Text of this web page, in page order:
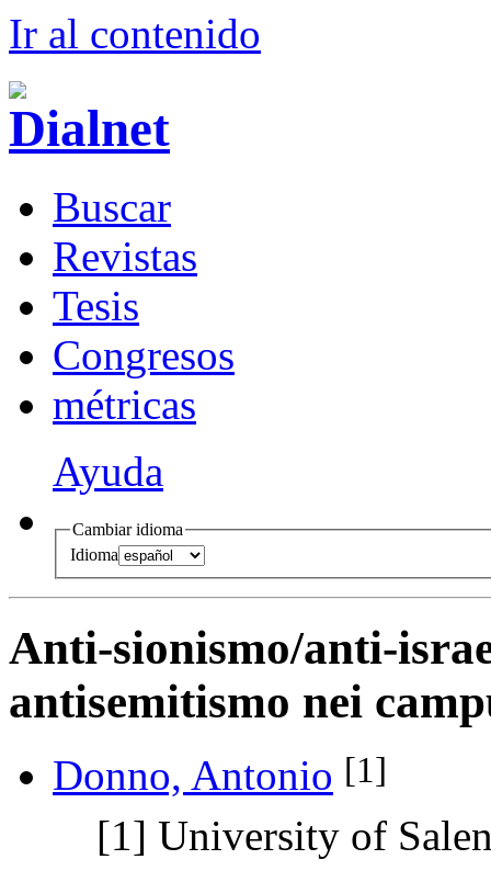
Ir al contenido
Buscar
Revistas
Tesis
Congresos
métricas
Ayuda
Cambiar idioma
Idioma
Anti-sionismo/anti-
antisemitismo nei
Donno, Antonio [1]
[1] University of